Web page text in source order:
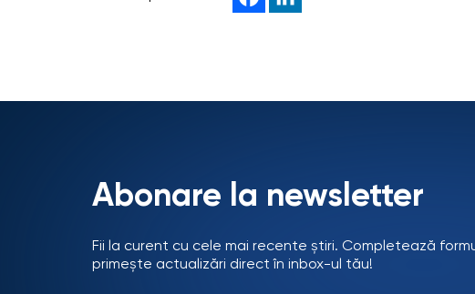
Abonare la newsletter
Fii la curent cu cele mai recente știri. Completează
primește actualizări direct în inbox-ul tău!